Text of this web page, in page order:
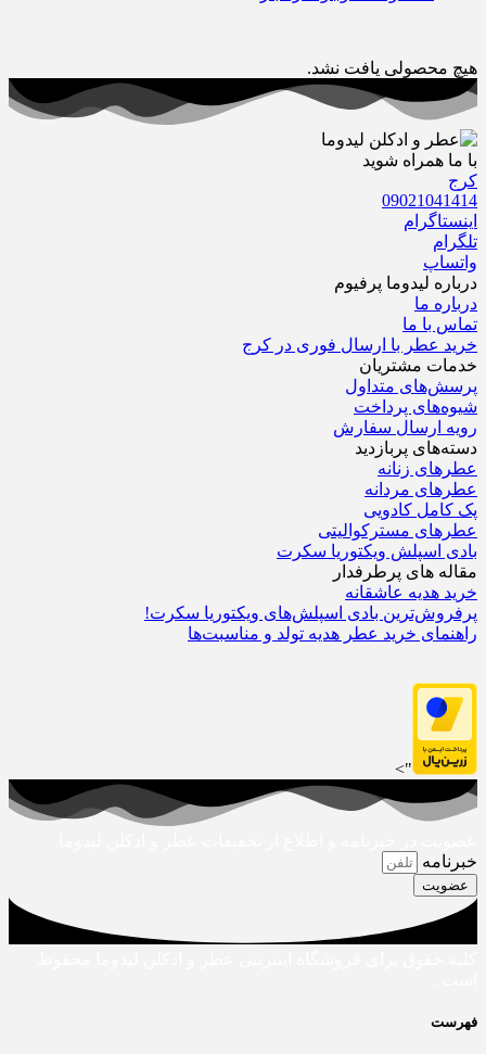
هیچ محصولی یافت نشد.
با ما همراه شوید
کرج
09021041414
اینستاگرام
تلگرام
واتساپ
درباره‌ لیدوما پرفیوم
درباره‌ ما
تماس با ما
خرید عطر با ارسال فوری در کرج
خدمات مشتریان
پرسش‌های متداول
شیوه‌های پرداخت
رویه ارسال سفارش‌
دسته‌های پربازدید
عطرهای زنانه
عطرهای مردانه
پک کامل کادویی
عطرهای مسترکوالیتی
بادی اسپلش ویکتوریا سکرت
مقاله های پرطرفدار
خرید هدیه عاشقانه
پرفروش‌ترین بادی اسپلش‌های ویکتوریا سکرت!
راهنمای خرید عطر هدیه تولد و مناسبت‌ها
">
خبرنامه
عضویت
فهرست